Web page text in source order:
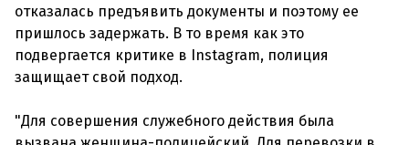
отказалась предъявить документы и поэтому ее
пришлось задержать. В то время как это
подвергается критике в Instagram, полиция
защищает свой подход.
"Для совершения служебного действия была